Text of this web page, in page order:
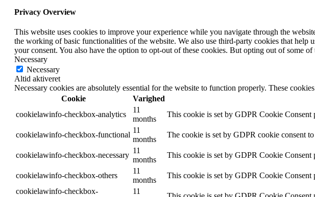
Privacy Overview
This website uses cookies to improve your experience while you navigate through the
the working of basic functionalities of the website. We also use third-party cookies that
your consent. You also have the option to opt-out of these cookies. But opting out of some
Necessary
Necessary
Altid aktiveret
Necessary cookies are absolutely essential for the website to function properly. These
Cookie
Varighed
cookielawinfo-checkbox-analytics
11
months
This cookie is set by GDPR Cookie Consent
cookielawinfo-checkbox-functional
11
months
The cookie is set by GDPR cookie consent
cookielawinfo-checkbox-necessary
11
months
This cookie is set by GDPR Cookie Consent
cookielawinfo-checkbox-others
11
months
This cookie is set by GDPR Cookie Consent
cookielawinfo-checkbox-
11